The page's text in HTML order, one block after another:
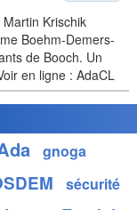
Krischik
Boehm-Demers-
de Booch. Un
en ligne : AdaCL
gnoga
sécurité